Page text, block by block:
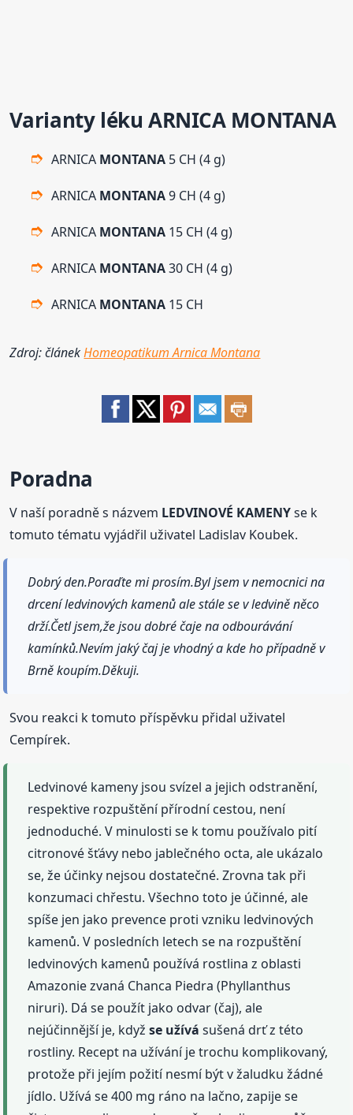
Varianty léku ARNICA MONTANA
ARNICA MONTANA 5 CH (4 g)
ARNICA MONTANA9 CH (4 g)
ARNICA MONTANA 15 CH (4 g)
ARNICA MONTANA30 CH (4 g)
ARNICA MONTANA 15 CH
Zdroj: článekHomeopatikum Arnica Montana
Poradna
V naší poradně s názvem LEDVINOVÉ KAMENYse k
tomuto tématu vyjádřil uživatel Ladislav Koubek.
Dobrý den.Poraďte mi prosím.Byl jsem v nemocnici na
drcení ledvinových kamenů ale stále se v ledvině něco
drží.Četl jsem,že jsou dobré čaje na odbourávání
kamínků.Nevím jaký čaj je vhodný a kde ho případně v
Brně koupím.Děkuji.
Svou reakci k tomuto příspěvku přidal uživatel
Cempírek.
Ledvinové kameny jsou svízel a jejich odstranění,
respektive rozpuštění přírodní cestou, není
jednoduché. V minulosti se k tomu používalo pití
citronové šťávy nebo jablečného octa, ale ukázalo
se, že účinky nejsou dostatečné. Zrovna tak při
konzumaci chřestu. Všechno toto je účinné, ale
spíše jen jako prevence proti vzniku ledvinových
kamenů. V posledních letech se na rozpuštění
ledvinových kamenů používá rostlina z oblasti
Amazonie zvaná Chanca Piedra (Phyllanthus
niruri). Dá se použít jako odvar (čaj), ale
nejúčinnější je, kdyžse užívá sušená drť z této
rostliny. Recept na užívání je trochu komplikovaný,
protože při jejím požití nesmí být v žaludku žádné
jídlo. Užívá se 400 mg ráno na lačno, zapije se